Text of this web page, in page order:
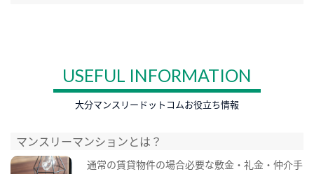
USEFUL INFORMATION
大分マンスリードットコムお役立ち情報
マンスリーマンションとは？
通常の賃貸物件の場合必要な敷金・礼金・仲介手